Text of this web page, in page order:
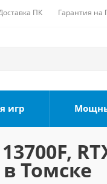
ПК Гарантия на
игр
Томске